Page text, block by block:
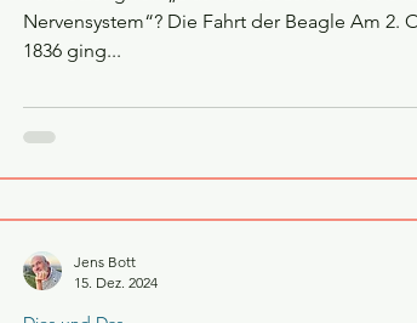
Nervensystem“? Die Fahrt der Beagle Am 2. Oktober des Jahres
1836 ging...
Jens Bott
15. Dez. 2024